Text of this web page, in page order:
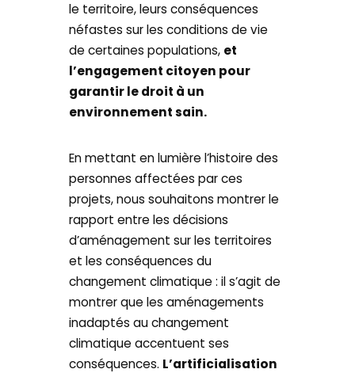
le territoire, leurs conséquences
néfastes sur les conditions de vie
de certaines populations, et
l’engagement citoyen pour
garantir le droit à un
environnement sain.
En mettant en lumière l’histoire des
personnes affectées par ces
projets, nous souhaitons montrer le
rapport entre les décisions
d’aménagement sur les territoires
et les conséquences du
changement climatique : il s’agit de
montrer que les aménagements
inadaptés au changement
climatique accentuent ses
conséquences. L’artificialisation